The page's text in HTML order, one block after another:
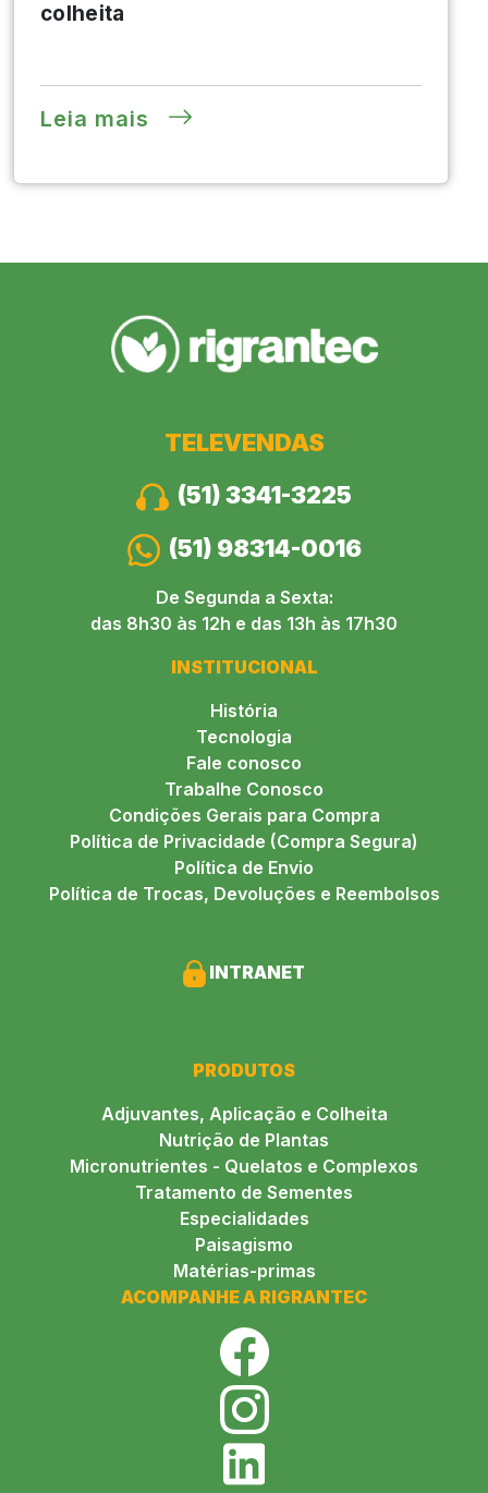
colheita
Leia mais
TELEVENDAS
(51) 3341-3225
(51) 98314-0016
De Segunda a Sexta:
das 8h30 às 12h e das 13h às 17h30
INSTITUCIONAL
História
Tecnologia
Fale conosco
Trabalhe Conosco
Condições Gerais para Compra
Política de Privacidade (Compra Segura)
Política de Envio
Política de Trocas, Devoluções e Reembolsos
INTRANET
PRODUTOS
Adjuvantes, Aplicação e Colheita
Nutrição de Plantas
Micronutrientes - Quelatos e Complexos
Tratamento de Sementes
Especialidades
Paisagismo
Matérias-primas
ACOMPANHE A RIGRANTEC